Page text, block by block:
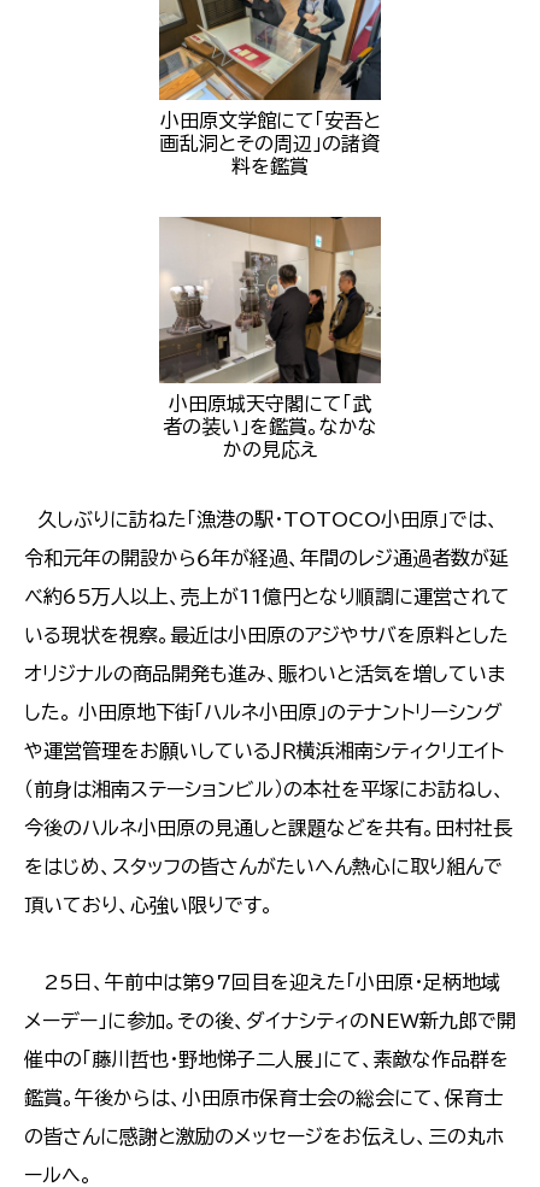
小田原文学館にて「安吾と
画乱洞とその周辺」の諸資
料を鑑賞
小田原城天守閣にて「武
者の装い」を鑑賞。なかな
かの見応え
久しぶりに訪ねた「漁港の駅・TOTOCO小田原」では、
令和元年の開設から６年が経過、年間のレジ通過者数が延
べ約65万人以上、売上が11億円となり順調に運営されて
いる現状を視察。最近は小田原のアジやサバを原料とした
オリジナルの商品開発も進み、賑わいと活気を増していま
した。 小田原地下街「ハルネ小田原」のテナントリーシング
や運営管理をお願いしているＪＲ横浜湘南シティクリエイト
（前身は湘南ステーションビル）の本社を平塚にお訪ねし、
今後のハルネ小田原の見通しと課題などを共有。田村社長
をはじめ、スタッフの皆さんがたいへん熱心に取り組んで
頂いており、心強い限りです。
25日、午前中は第97回目を迎えた「小田原・足柄地域
メーデー」に参加。その後、ダイナシティのNEW新九郎で開
催中の「藤川哲也・野地悌子二人展」にて、素敵な作品群を
鑑賞。午後からは、小田原市保育士会の総会にて、保育士
の皆さんに感謝と激励のメッセージをお伝えし、三の丸ホ
ールへ。